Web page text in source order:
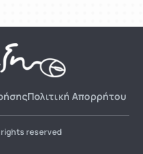
Πολιτική Απορρήτου
reserved